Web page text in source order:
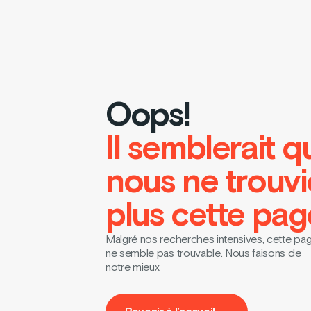
Oops!
Il semblerait
nous ne
plus cette
Malgré nos recherches intensives, cette
ne semble pas trouvable. Nous faisons de
notre mieux